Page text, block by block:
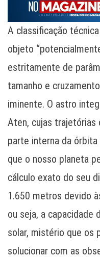
A classificação
objeto
estritamente de
tamanho e
iminente. O astro
Aten, cujas trajetórias
parte interna da
que o nosso planeta
cálculo exato do seu
1.650 metros devido
ou seja, a capacidade
solar, mistério que os
solucionar com as